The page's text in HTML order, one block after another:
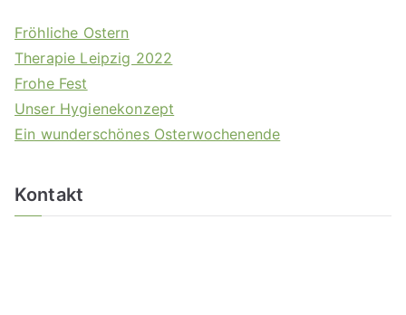
Fröhliche Ostern
Therapie Leipzig 2022
Frohe Fest
Unser Hygienekonzept
Ein wunderschönes Osterwochenende
Kontakt